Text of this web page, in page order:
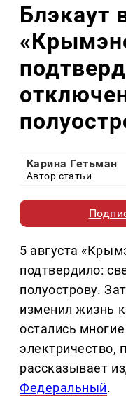
Блэкаут
Карина Гетьман
Автор статьи
5 августа
подтвердило:
полуострову.
изменил жизнь
остались
электричество,
рассказывает
Федеральный.